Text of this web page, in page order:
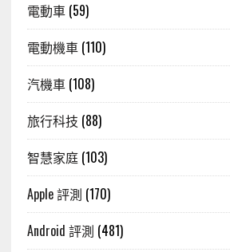
電動車(59)
電動機車(110)
汽機車(108)
旅行科技 (88)
智慧家庭(103)
Apple 評測 (170)
Android 評測 (481)